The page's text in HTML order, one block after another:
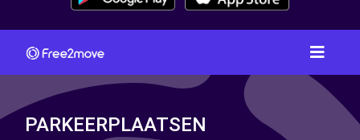
PARKEERPLAATSEN